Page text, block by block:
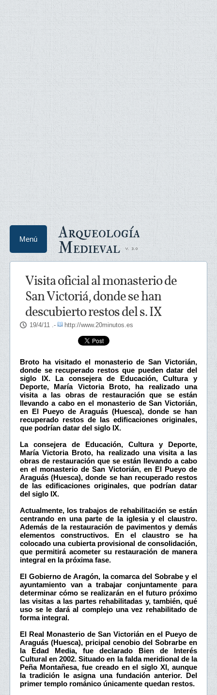
Arqueología
Medieval
Menú
Visita oficial al monasterio de
San Victoriá, donde se han
descubierto restos del s. IX
19/4/11 .- http://www.20minutos.es
Broto ha visitado el monasterio de San Victorián,
donde se recuperado restos que pueden datar del
siglo IX. La consejera de Educación, Cultura y
Deporte, María Victoria Broto, ha realizado una
visita a las obras de restauración que se están
llevando a cabo en el monasterio de San Victorián,
en El Pueyo de Araguás (Huesca), donde se han
recuperado restos de las edificaciones originales,
que podrían datar del siglo IX.
La consejera de Educación, Cultura y Deporte,
María Victoria Broto, ha realizado una visita a las
obras de restauración que se están llevando a cabo
en el monasterio de San Victorián, en El Pueyo de
Araguás (Huesca), donde se han recuperado restos
de las edificaciones originales, que podrían datar
del siglo IX.
Actualmente, los trabajos de rehabilitación se están
centrando en una parte de la iglesia y el claustro.
Además de la restauración de pavimentos y demás
elementos constructivos. En el claustro se ha
colocado una cubierta provisional de consolidación,
que permitirá acometer su restauración de manera
integral en la próxima fase.
El Gobierno de Aragón, la comarca del Sobrabe y el
ayuntamiento van a trabajar conjuntamente para
determinar cómo se realizarán en el futuro próximo
las visitas a las partes rehabilitadas y, también, qué
uso se le dará al complejo una vez rehabilitado de
forma integral.
El Real Monasterio de San Victorián en el Pueyo de
Araguás (Huesca), pricipal cenobio del Sobrarbe en
la Edad Media, fue declarado Bien de Interés
Cultural en 2002. Situado en la falda meridional de la
Peña Montañesa, fue creado en el siglo XI, aunque
la tradición le asigna una fundación anterior. Del
primer templo románico únicamente quedan restos.